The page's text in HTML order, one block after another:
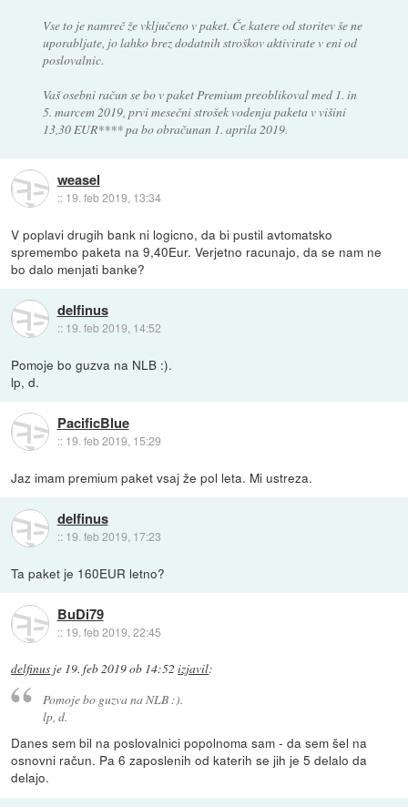
Vse to je namreč že vključeno v paket. Če katere od storitev še ne
uporabljate, jo lahko brez dodatnih stroškov aktivirate v eni od
poslovalnic.
Vaš osebni račun se bo v paket Premium preoblikoval med 1. in
5. marcem 2019, prvi mesečni strošek vodenja paketa v višini
13,30 EUR**** pa bo obračunan 1. aprila 2019.
weasel
:: 19. feb 2019, 13:34
V poplavi drugih bank ni logicno, da bi pustil avtomatsko
spremembo paketa na 9,40Eur. Verjetno racunajo, da se nam ne
bo dalo menjati banke?
delfinus
:: 19. feb 2019, 14:52
Pomoje bo guzva na NLB :).
lp, d.
PacificBlue
:: 19. feb 2019, 15:29
Jaz imam premium paket vsaj že pol leta. Mi ustreza.
delfinus
:: 19. feb 2019, 17:23
Ta paket je 160EUR letno?
BuDi79
:: 19. feb 2019, 22:45
delfinus je 19. feb 2019 ob 14:52 izjavil:
Pomoje bo guzva na NLB :).
lp, d.
Danes sem bil na poslovalnici popolnoma sam - da sem šel na
osnovni račun. Pa 6 zaposlenih od katerih se jih je 5 delalo da
delajo.